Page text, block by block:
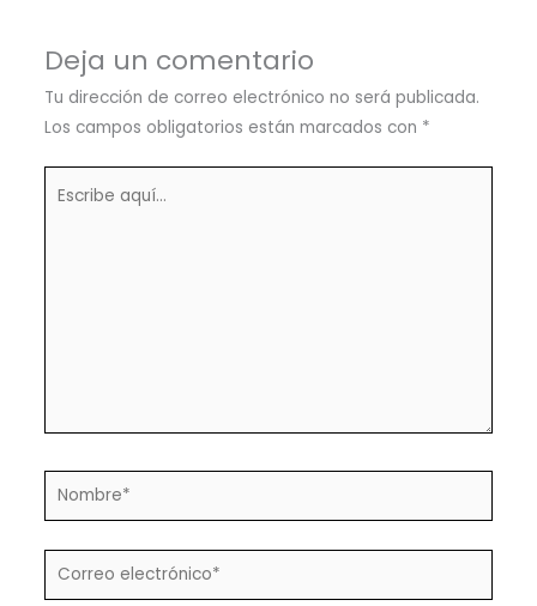
Deja un comentario
Tu dirección de correo electrónico no será publicada.
Los campos obligatorios están marcados con *
Nombre*
Correo